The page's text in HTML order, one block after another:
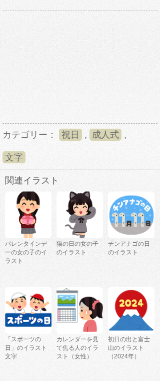
カテゴリー： 祝日 , 成人式 ,
文字
関連イラスト
バレンタインデ
ーの女の子のイ
ラスト
猫の日の女の子
のイラスト
チンアナゴの日
のイラスト
「スポーツの
日」のイラスト
文字
カレンダーを見
て焦る人のイラ
スト（女性）
初日の出と富士
山のイラスト
（2024年）